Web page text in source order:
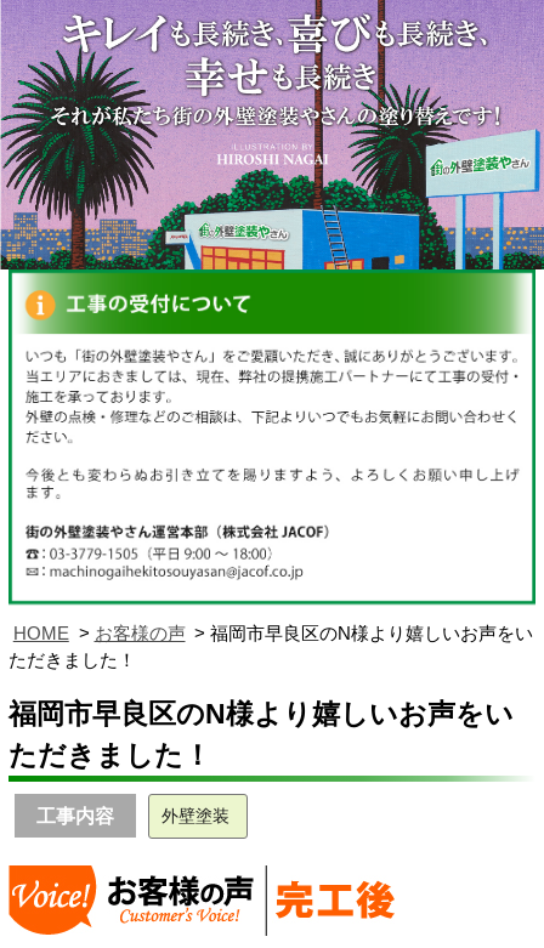
HOME お客様の声
福岡市早良区のN様より嬉しいお声をい
ただきました！
福岡市早良区のN様より嬉しいお声をい
ただきました！
工事内容 外壁塗装